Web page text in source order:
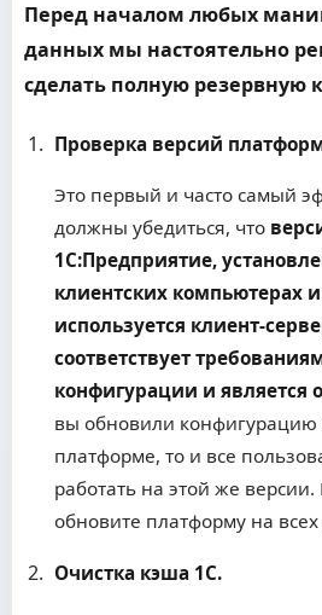
Перед началом любых
данных мы настоятельно
сделать полную резервную
Проверка версий
Это первый и часто самый
должны убедиться, что
1С:Предприятие,
клиентских компьютерах
используется клиент-
соответствует
конфигурации и является
вы обновили конфигурацию
платформе, то и все
работать на этой же
обновите платформу на
Очистка кэша 1С.